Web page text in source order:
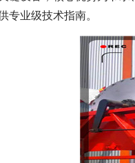
专业级技术指南。